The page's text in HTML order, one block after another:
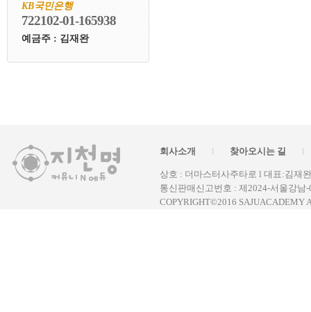
KB국민은행
722102-01-165938
예금주 : 김재완
회사소개 찾아오시는 길
상호 : 더마스터사주타로 l 대표:김재
통신판매신고번호 : 제2024-서울강남-
COPYRIGHT©2016 SAJUACADEMY